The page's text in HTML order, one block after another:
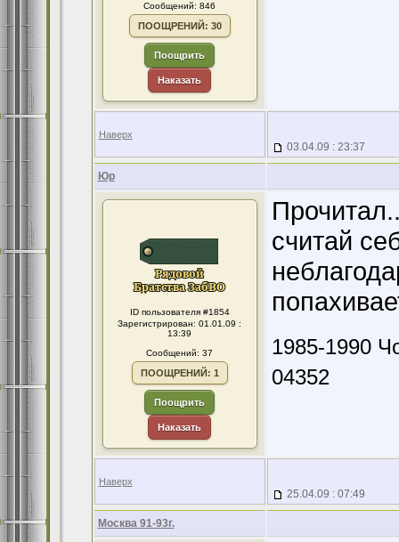
Сообщений: 846
ПООЩРЕНИЙ: 30
Поощрить
Наказать
Наверх
03.04.09 : 23:37
Юр
ID пользователя #1854
Зарегистрирован: 01.01.09 :
13:39
Сообщений: 37
ПООЩРЕНИЙ: 1
Поощрить
Наказать
считай
1985-1990
04352
Наверх
25.04.09 : 07:49
Москва 91-93г.